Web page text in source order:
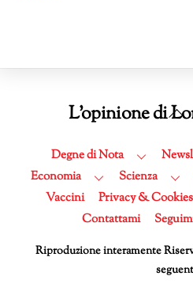
L'opinione di
Degne di Nota
Economia
Scienza
Vaccini
Privacy & Cookies
Contattami
Riproduzione interamente